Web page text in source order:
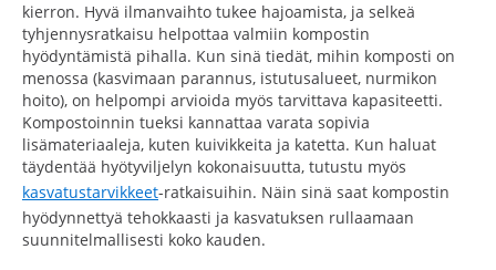
kierron. Hyvä ilmanvaihto tukee hajoamista, ja selkeä
tyhjennysratkaisu helpottaa valmiin kompostin
hyödyntämistä pihalla. Kun sinä tiedät, mihin komposti on
menossa (kasvimaan parannus, istutusalueet, nurmikon
hoito), on helpompi arvioida myös tarvittava kapasiteetti.
Kompostoinnin tueksi kannattaa varata sopivia
lisämateriaaleja, kuten kuivikkeita ja katetta. Kun haluat
täydentää hyötyviljelyn kokonaisuutta, tutustu myös
kasvatustarvikkeet-ratkaisuihin. Näin sinä saat kompostin
hyödynnettyä tehokkaasti ja kasvatuksen rullaamaan
suunnitelmallisesti koko kauden.